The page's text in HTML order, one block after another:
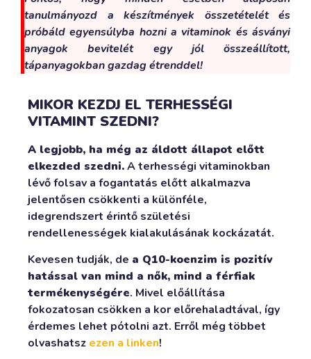
tanulmányozd a készítmények összetételét és
próbáld egyensúlyba hozni a vitaminok és ásványi
anyagok bevitelét egy jól összeállított,
tápanyagokban gazdag étrenddel!
MIKOR KEZDJ EL TERHESSÉGI
VITAMINT SZEDNI?
A legjobb, ha még az áldott állapot előtt
elkezded szedni.A terhességi vitaminokban
lévő folsav a fogantatás előtt alkalmazva
jelentősen csökkenti a különféle,
idegrendszert érintő születési
rendellenességek kialakulásának kockázatát.
Kevesen tudják, de a Q10-koenzim is pozitív
hatással van mind a nők, mind a férfiak
termékenységére. Mivel előállítása
fokozatosan csökken a kor előrehaladtával, így
érdemes lehet pótolni azt. Erről még többet
olvashatsz ezen a linken!